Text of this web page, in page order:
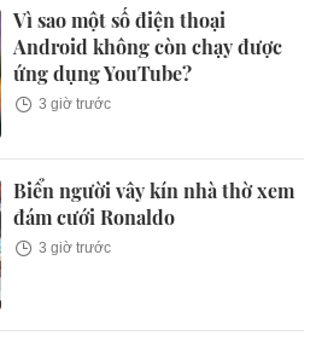
Vì sao một số điện thoại
Android không còn chạy được
ứng dụng YouTube?
3 giờ trước
Biển người vây kín nhà thờ xem
đám cưới Ronaldo
3 giờ trước